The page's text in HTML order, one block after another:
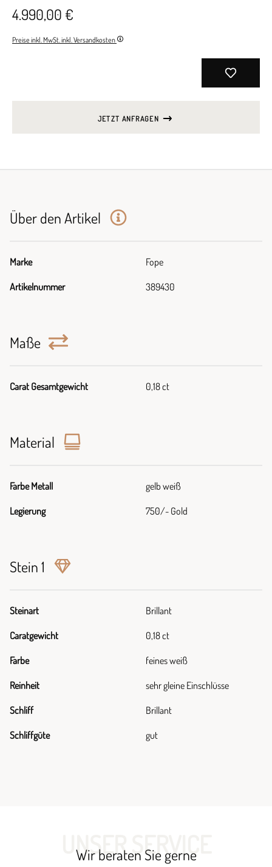
4.990,00 €
Preise inkl. MwSt. inkl. Versandkosten
JETZT ANFRAGEN
Über den Artikel
Marke Fope
Artikelnummer 389430
Maße
Carat Gesamtgewicht 0,18 ct
Material
Farbe Metall gelb weiß
Legierung 750/- Gold
Stein 1
Steinart Brillant
Caratgewicht 0,18 ct
Farbe feines weiß
Reinheit sehr gleine Einschlüsse
Schliff Brillant
Schliffgüte gut
UNSER SERVICE
Wir beraten Sie gerne